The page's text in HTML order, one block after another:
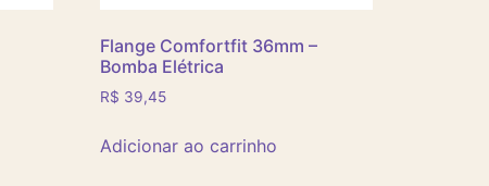
Flange Comfortfit 36mm –
Bomba Elétrica
R$ 39,45
Adicionar ao carrinho